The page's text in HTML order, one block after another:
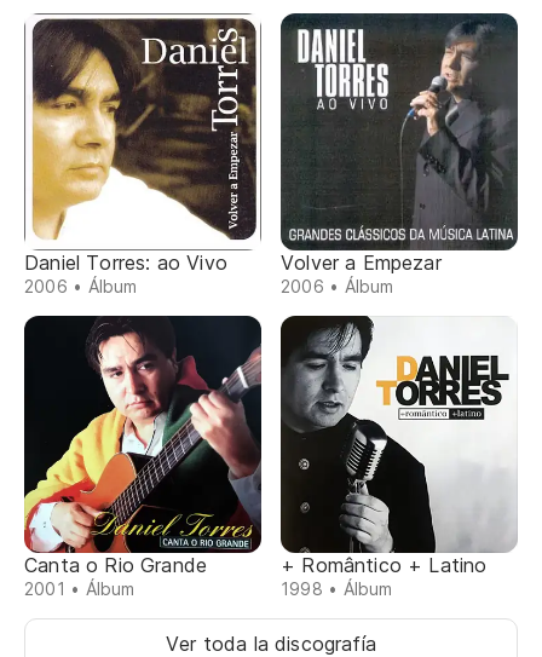
Daniel Torres: ao Vivo
2006 • Álbum
Volver a Empezar
2006 • Álbum
Canta o Rio Grande
2001 • Álbum
+ Romântico + Latino
1998 • Álbum
Ver toda la discografía